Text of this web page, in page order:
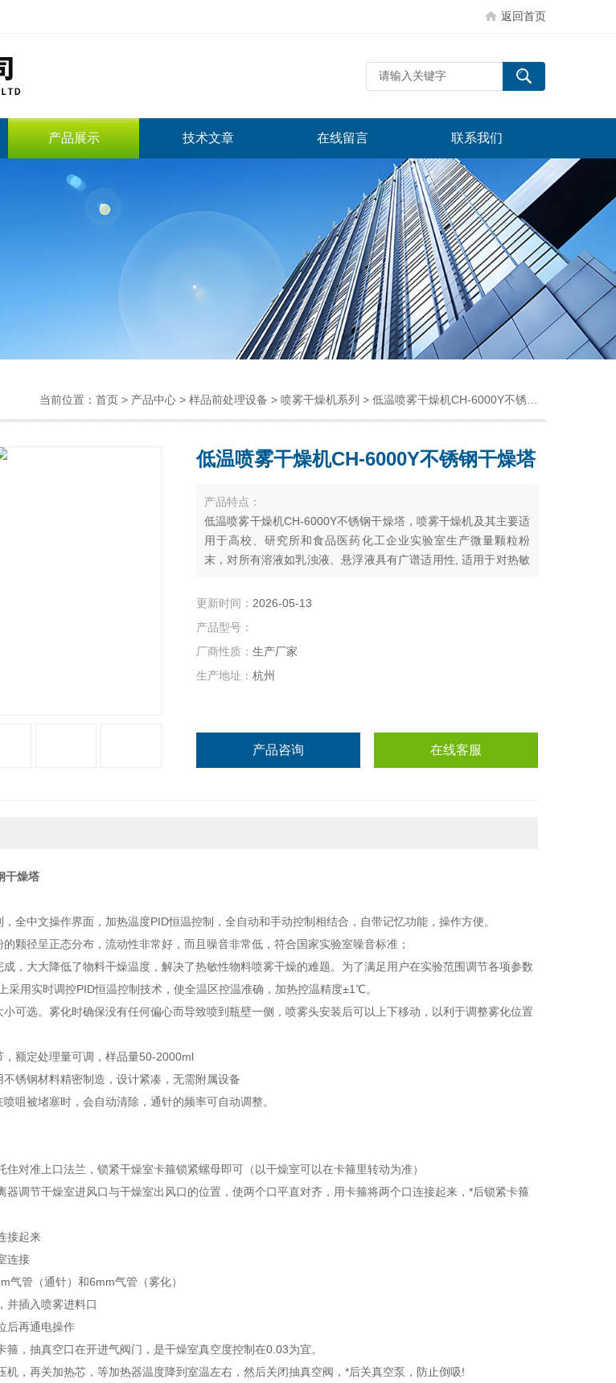
返回首页
产品展示 技术文章 在线留言 联系我们
当前位置： 首页 > 产品中心 > 样品前处理设备 > 喷雾干燥机系列 > 低温喷雾干燥机CH-6000Y不锈钢干燥塔
低温喷雾干燥机CH-6000Y不锈钢干燥塔
产品特点：
低温喷雾干燥机CH-6000Y不锈钢干燥塔，喷雾干燥机及其主要适
用于高校、研究所和食品医药化工企业实验室生产微量颗粒粉
末，对所有溶液如乳浊液、悬浮液具有广谱适用性, 适用于对热敏
料只是在喷成雾状大小颗粒时才受到高温，故只是瞬间受热，能
更新时间： 2026-05-13
产品型号：
厂商性质： 生产厂家
生产地址： 杭州
产品咨询 在线客服
干燥塔
全中文操作界面，加热温度PID恒温控制，全自动和手动控制相结合，自带记忆功能，操作方便。
颗径呈正态分布，流动性非常好，而且噪音非常低，符合国家实验室噪音标准；
，大大降低了物料干燥温度，解决了热敏性物料喷雾干燥的难题。为了满足用户在实验范围调节各项参数
采用实时调控PID恒温控制技术，使全温区控温准确，加热控温精度±1℃。
可选。雾化时确保没有任何偏心而导致喷到瓶壁一侧，喷雾头安装后可以上下移动，以利于调整雾化位置
额定处理量可调，样品量50-2000ml
锈钢材料精密制造，设计紧凑，无需附属设备
咀被堵塞时，会自动清除，通针的频率可自动调整。
对准上口法兰，锁紧干燥室卡箍锁紧螺母即可（以干燥室可以在卡箍里转动为准）
器调节干燥室进风口与干燥室出风口的位置，使两个口平直对齐，用卡箍将两个口连接起来，*后锁紧卡箍
接起来
连接
气管（通针）和6mm气管（雾化）
并插入喷雾进料口
后再通电操作
，抽真空口在开进气阀门，是干燥室真空度控制在0.03为宜。
机，再关加热芯，等加热器温度降到室温左右，然后关闭抽真空阀，*后关真空泵，防止倒吸!